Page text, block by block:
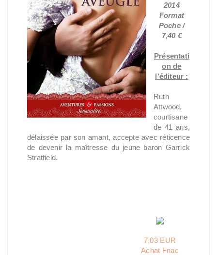
2014
Format
Poche /
7,40 €
Présentati
on de
l'éditeur :
Ruth
Attwood,
courtisane
de 41 ans,
délaissée par son amant, accepte avec réticence
de devenir la maîtresse du jeune baron Garrick
Stratfield.
7,03 EUR
Achat Fnac